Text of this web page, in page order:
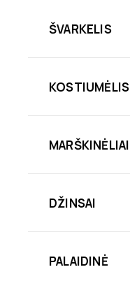
ŠVARKELIS
KOSTIUMĖLIS
MARŠKINĖLIAI
DŽINSAI
PALAIDINĖ